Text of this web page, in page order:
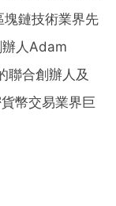
塊鏈技術業界先
人Adam
聯合創辦人及
幣交易業界巨